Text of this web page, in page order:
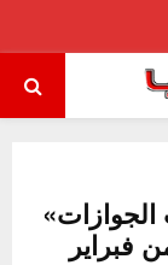
الجوازات»
فبراير